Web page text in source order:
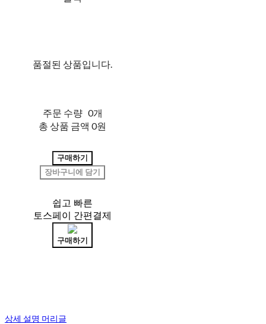
품절된 상품입니다.
주문 수량 0개
총 상품 금액 0원
구매하기
장바구니에 담기
쉽고 빠른
토스페이 간편결제
구매하기
상세 설명 머리글